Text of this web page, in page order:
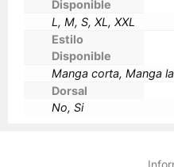
Disponible
L, M, S, XL, XXL
Estilo
Disponible
Manga corta, Manga
Dorsal
No, Si